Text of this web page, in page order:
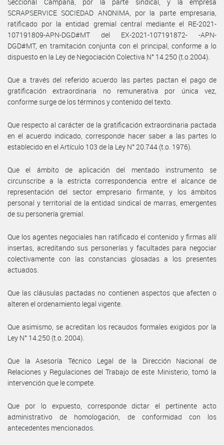
SCRAPSERVICE SOCIEDAD ANONIMA, por la parte empresaria,
ratificado por la entidad gremial central mediante el RE-2021-
107191809-APN-DGD#MT del EX-2021-107191872- -APN-
DGD#MT, en tramitación conjunta con el principal, conforme a lo
dispuesto en la Ley de Negociación Colectiva N° 14.250 (t.o.2004).
Que a través del referido acuerdo las partes pactan el pago de
gratificación extraordinaria no remunerativa por única vez,
conforme surge de los términos y contenido del texto.
Que respecto al carácter de la gratificación extraordinaria pactada
en el acuerdo indicado, corresponde hacer saber a las partes lo
establecido en el Artículo 103 de la Ley N° 20.744 (t.o. 1976).
Que el ámbito de aplicación del mentado instrumento se
circunscribe a la estricta correspondencia entre el alcance de
representación del sector empresario firmante, y los ámbitos
personal y territorial de la entidad sindical de marras, emergentes
de su personería gremial.
Que los agentes negociales han ratificado el contenido y firmas allí
insertas, acreditando sus personerías y facultades para negociar
colectivamente con las constancias glosadas a los presentes
actuados.
Que las cláusulas pactadas no contienen aspectos que afecten o
alteren el ordenamiento legal vigente.
Que asimismo, se acreditan los recaudos formales exigidos por la
Ley N° 14.250 (t.o. 2004).
Que la Asesoría Técnico Legal de la Dirección Nacional de
Relaciones y Regulaciones del Trabajo de este Ministerio, tomó la
intervención que le compete.
Que por lo expuesto, corresponde dictar el pertinente acto
administrativo de homologación, de conformidad con los
antecedentes mencionados.